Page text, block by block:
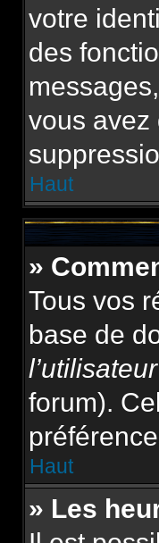
votre
des
vous avez
Haut
»
Tous vos
base de
l’utilisateur
forum).
Haut
» Les